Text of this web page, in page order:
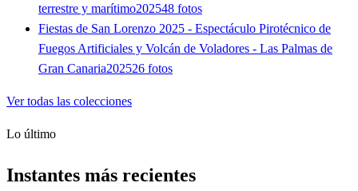
terrestre y marítimo202548 fotos
Fiestas de San Lorenzo 2025 - Espectáculo Pirotécnico de
Fuegos Artificiales y Volcán de Voladores - Las Palmas de
Gran Canaria202526 fotos
Ver todas las colecciones
Lo último
Instantes más recientes